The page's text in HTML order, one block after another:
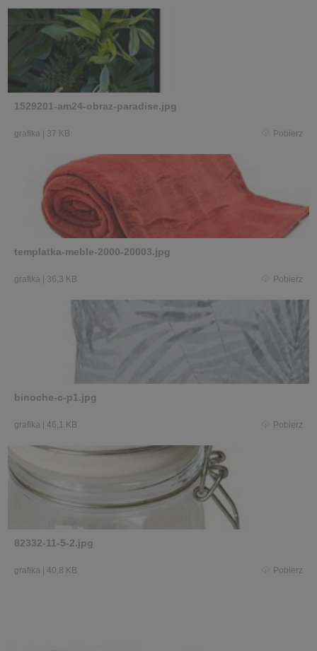
1529201-am24-obraz-paradise.jpg
grafika 37 KB Pobierz
templatka-meble-2000-20003.jpg
grafika 36,3 KB Pobierz
binoche-c-p1.jpg
grafika 46,1 KB Pobierz
82332-11-5-2.jpg
grafika 40,8 KB Pobierz